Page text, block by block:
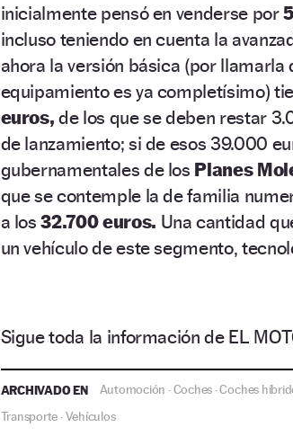
inicialmente pensó en venderse por
incluso teniendo en cuenta la
ahora la versión básica (por llamarla
equipamiento es ya completísimo)
euros, de los que se deben restar
de lanzamiento; si de esos 39.000
gubernamentales de los Planes
que se contemple la de familia
a los32.700 euros. Una cantidad
un vehículo de este segmento,
Sigue toda la información de EL
ARCHIVADO EN Automoción ·Coches ·Coches
Transporte ·Vehículos